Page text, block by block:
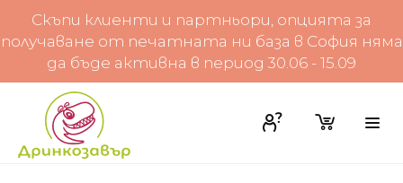
Скъпи клиенти и партньори, опцията за
получаване от печатната ни база в София няма
да бъде активна в период 30.06 - 15.09